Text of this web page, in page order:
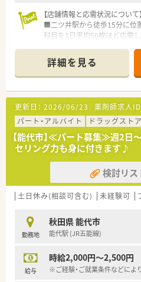
【店舗情報と応需状況について】
■二ツ井駅から徒歩15分に位
科目を1日平均56枚ほど応需し
のマンツーマン体制で密な連
■患者様との継続率は86％と
深く見守り続けるかかりつけ
【法人特徴について】
■全国で722店舗を展開する業
などの戦略的な事業展開を積
■出店形態の95％がマンツー
ムーズな連携や検査値共有を
■5年先や10年先も活躍できる
の質が高いことで知られる研
【想定される業務内容】
■処方箋に基づく調剤や監査
■門前医師との検査値データ
レーシングレポートを提出す
■ピッキングシステムを導入
詳細を見る
更新日： 2026/06/23 薬剤師求人ID
パート・アルバイト
ドラッグストア
【能代市】≪パート募集≫週2日
セリング力も身に付きます♪
検討リス
土日休み(相談可含む) 未経験可
勤務地
秋田県 能代市
能代駅 (JR五能線)
給与
時給2,000円～2,500円
※ご経験・ご就業条件などによ